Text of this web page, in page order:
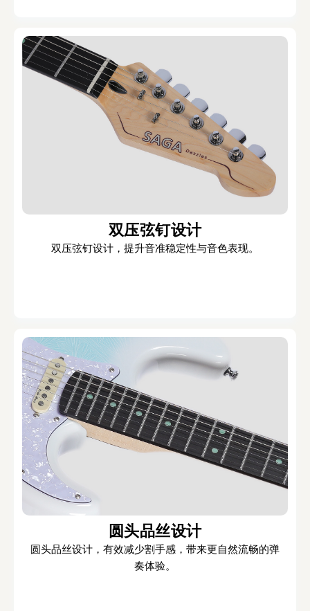
双压弦钉设计
双压弦钉设计，提升音准稳定性与音色表现。
圆头品丝设计
圆头品丝设计，有效减少割手感，带来更自然流畅的弹
奏体验。